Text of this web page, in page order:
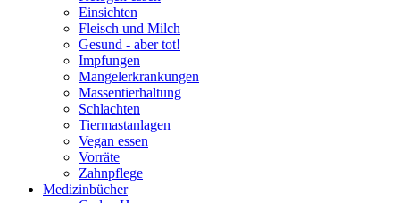
Einsichten
Fleisch und Milch
Gesund - aber tot!
Impfungen
Mangelerkrankungen
Massentierhaltung
Schlachten
Tiermastanlagen
Vegan essen
Vorräte
Zahnpflege
Medizinbücher